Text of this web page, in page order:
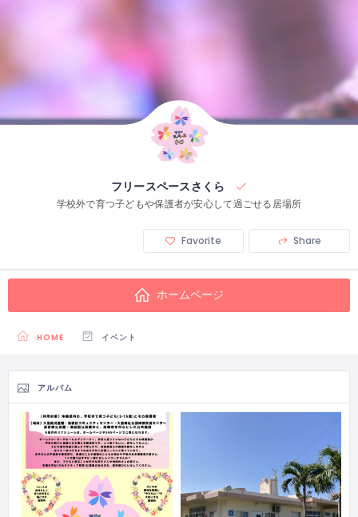
フリースペースさくら
学校外で育つ子どもや保護者が安心して過ごせる居場所
Favorite Share
ホームページ
HOME イベント
アルバム